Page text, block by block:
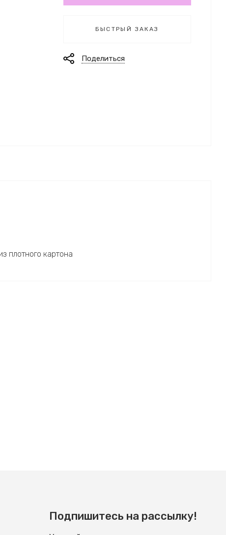
БЫСТРЫЙ ЗАКАЗ
Поделиться
плотного картона
Подпишитесь на рассылку!